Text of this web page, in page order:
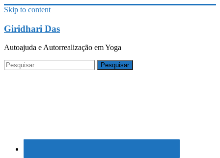
Skip to content
Giridhari Das
Autoajuda e Autorrealização em Yoga